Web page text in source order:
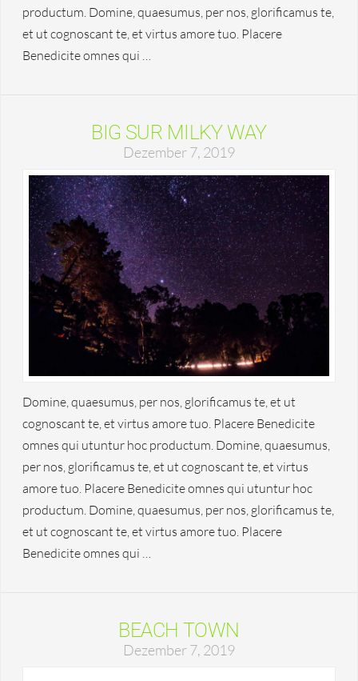
productum. Domine, quaesumus, per nos, glorificamus te,
et ut cognoscant te, et virtus amore tuo. Placere
Benedicite omnes qui …
BIG SUR MILKY WAY
Dezember 7, 2019
Domine, quaesumus, per nos, glorificamus te, et ut
cognoscant te, et virtus amore tuo. Placere Benedicite
omnes qui utuntur hoc productum. Domine, quaesumus,
per nos, glorificamus te, et ut cognoscant te, et virtus
amore tuo. Placere Benedicite omnes qui utuntur hoc
productum. Domine, quaesumus, per nos, glorificamus te,
et ut cognoscant te, et virtus amore tuo. Placere
Benedicite omnes qui …
BEACH TOWN
Dezember 7, 2019